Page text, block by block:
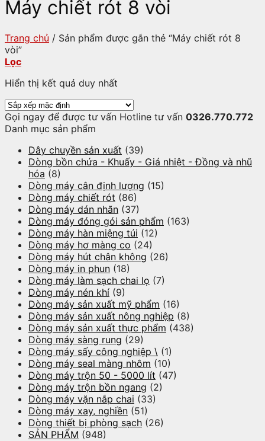
Máy chiết rót 8 vòi
Trang chủ / Sản phẩm được gắn thẻ “Máy chiết rót 8
vòi”
Lọc
Hiển thị kết quả duy nhất
Gọi ngay để được tư vấn Hotline tư vấn 0326.770.772
Danh mục sản phẩm
Dây chuyền sản xuất (39)
Dòng bồn chứa - Khuấy - Giá nhiệt - Đồng và nhũ
hóa (8)
Dòng máy cân định lượng (15)
Dòng máy chiết rót (86)
Dòng máy dán nhãn (37)
Dòng máy đóng gói sản phẩm (163)
Dòng máy hàn miệng túi (12)
Dòng máy hơ màng co (24)
Dòng máy hút chân không (26)
Dòng máy in phun (18)
Dòng máy làm sạch chai lọ (7)
Dòng máy nén khí (9)
Dòng máy sản xuất mỹ phẩm (16)
Dòng máy sản xuất nông nghiệp (8)
Dòng máy sản xuất thực phẩm (438)
Dòng máy sàng rung (29)
Dòng máy sấy công nghiệp \ (1)
Dòng máy seal màng nhôm (10)
Dòng máy trộn 50 - 5000 lít (47)
Dòng máy trộn bồn ngang (2)
Dòng máy vặn nắp chai (33)
Dòng máy xay, nghiền (51)
Dòng thiết bị phòng sạch (26)
SẢN PHẨM (948)